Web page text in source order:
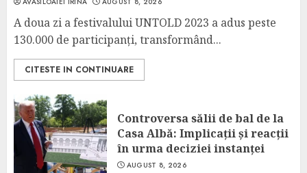
A doua zi a festivalului UNTOLD 2023 a adus peste
130.000 de participanți, transformând...
CITESTE IN CONTINUARE
Controversa sălii de bal de la
Casa Albă: Implicații și reacții
în urma deciziei instanței
AUGUST 8, 2026